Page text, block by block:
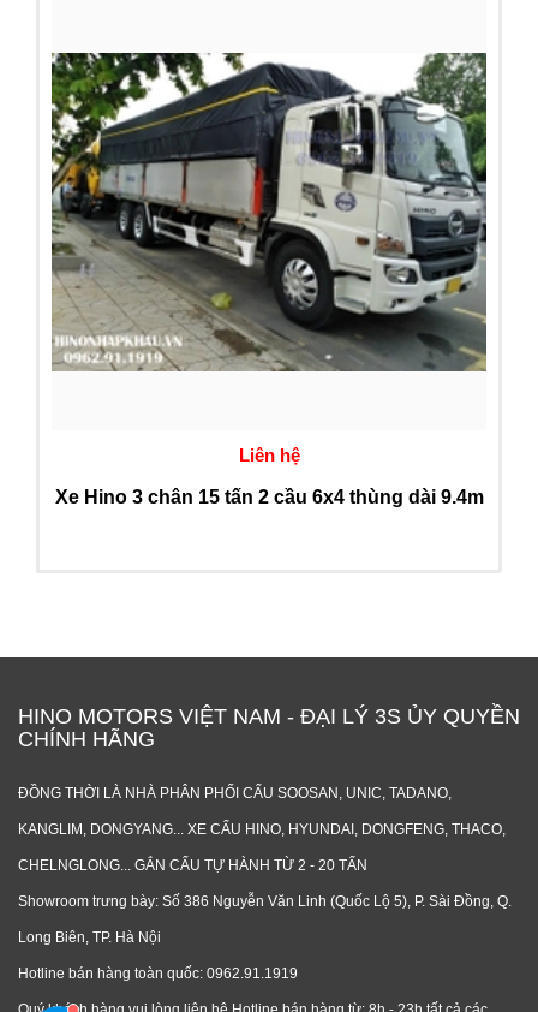
Liên hệ
Xe Hino 3 chân 15 tấn 2 cầu 6x4 thùng dài 9.4m
HINO MOTORS VIỆT NAM - ĐẠI LÝ 3S ỦY QUYỀN
CHÍNH HÃNG
ĐỒNG THỜI LÀ NHÀ PHÂN PHỐI CẨU SOOSAN, UNIC, TADANO,
KANGLIM, DONGYANG... XE CẨU HINO, HYUNDAI, DONGFENG, THACO,
CHELNGLONG... GẮN CẨU TỰ HÀNH TỪ 2 - 20 TẤN
Showroom trưng bày: Số 386 Nguyễn Văn Linh (Quốc Lộ 5), P. Sài Đồng, Q.
Long Biên, TP. Hà Nội
Hotline bán hàng toàn quốc: 0962.91.1919